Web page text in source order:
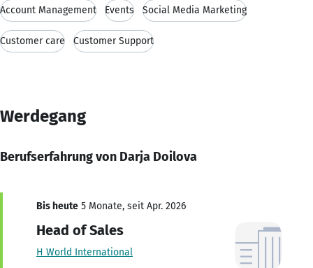
Account Management Events Social Media Marketing
Customer care Customer Support
Werdegang
Berufserfahrung von Darja Doilova
Bis heute 5 Monate, seit Apr. 2026
Head of Sales
H World International